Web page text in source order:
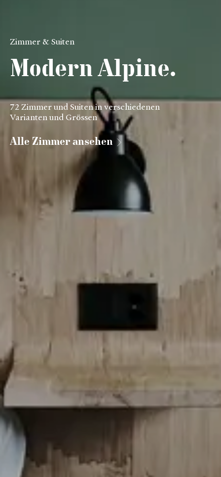
Zimmer & Suiten
Modern Alpine.
72 Zimmer und Suiten in verschiedenen
Varianten und Grössen
Alle Zimmer ansehen